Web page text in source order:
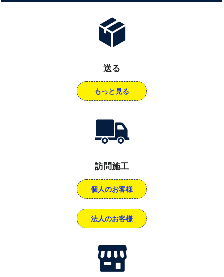
送る
もっと見る
訪問施工
個人のお客様
法人のお客様